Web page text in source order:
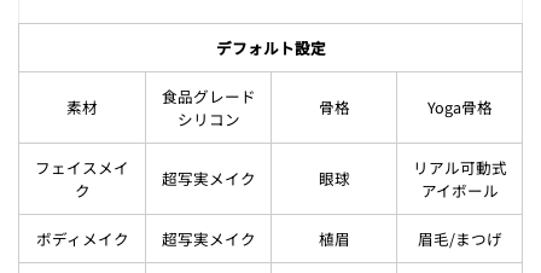
デフォルト設定
素材
食品グレード
シリコン
骨格 Yoga骨格
フェイスメイ
ク
超写実メイク 眼球
リアル可動式
アイボール
ボディメイク 超写実メイク 植眉 眉毛/まつげ